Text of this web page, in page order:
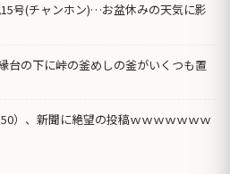
15号(チャンホン)…お盆休みの天気に影
台の下に峠の釜めしの釜がいくつも置
）、新聞に絶望の投稿ｗｗｗｗｗｗｗ